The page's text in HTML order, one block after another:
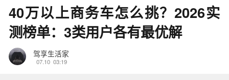
40万以上商务车怎么挑？2026实
测榜单：3类用户各有最优解
驾享生活家
07.10 03:19